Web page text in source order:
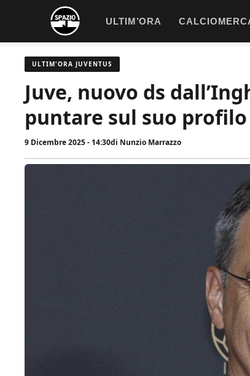
contenuto
ULTIM’ORA
ULTIM'ORA JUVENTUS
Juve, nuovo ds
puntare sul suo profilo
9 Dicembre 2025 - 14:30di Nunzio Marrazzo